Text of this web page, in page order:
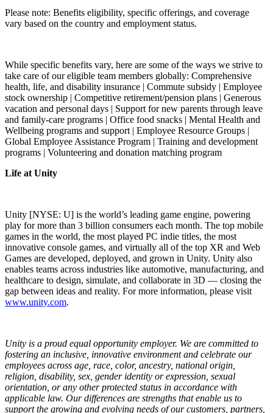
Please note: Benefits eligibility, specific offerings, and coverage
vary based on the country and employment status.
While specific benefits vary, here are some of the ways we strive to
take care of our eligible team members globally: Comprehensive
health, life, and disability insurance | Commute subsidy | Employee
stock ownership | Competitive retirement/pension plans | Generous
vacation and personal days | Support for new parents through leave
and family-care programs | Office food snacks | Mental Health and
Wellbeing programs and support | Employee Resource Groups |
Global Employee Assistance Program | Training and development
programs | Volunteering and donation matching program
Life at Unity
Unity [NYSE: U] is the world’s leading game engine, powering
play for more than 3 billion consumers each month. The top mobile
games in the world, the most played PC indie titles, the most
innovative console games, and virtually all of the top XR and Web
Games are developed, deployed, and grown in Unity. Unity also
enables teams across industries like automotive, manufacturing, and
healthcare to design, simulate, and collaborate in 3D — closing the
gap between ideas and reality. For more information, please visit
www.unity.com.
Unity is a proud equal opportunity employer. We are committed to
fostering an inclusive, innovative environment and celebrate our
employees across age, race, color, ancestry, national origin,
religion, disability, sex, gender identity or expression, sexual
orientation, or any other protected status in accordance with
applicable law. Our differences are strengths that enable us to
support the growing and evolving needs of our customers, partners,